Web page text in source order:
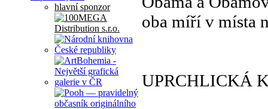
hlavní sponzor
oba míří v místa
UPRCHLICKÁ